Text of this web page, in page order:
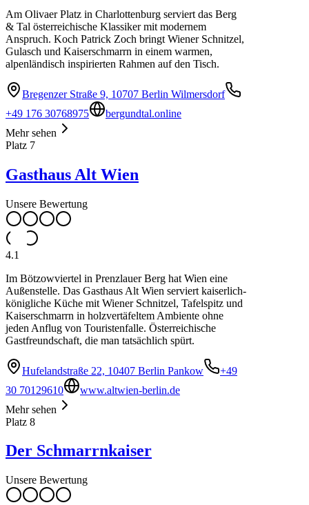
Am Olivaer Platz in Charlottenburg serviert das Berg
& Tal österreichische Klassiker mit modernem
Anspruch. Koch Patrick Zoch bringt Wiener Schnitzel,
Gulasch und Kaiserschmarrn in einem warmen,
alpenländisch inspirierten Rahmen auf den Tisch.
Bregenzer Straße 9, 10707 Berlin Wilmersdorf
+49 176 30768975
bergundtal.online
Mehr sehen
Platz 7
Gasthaus Alt Wien
Unsere Bewertung
4.1
Im Bötzowviertel in Prenzlauer Berg hat Wien eine
Außenstelle. Das Gasthaus Alt Wien serviert kaiserlich-
königliche Küche mit Wiener Schnitzel, Tafelspitz und
Kaiserschmarrn in holzvertäfeltem Ambiente ohne
jeden Anflug von Touristenfalle. Österreichische
Gastfreundschaft, die man tatsächlich spürt.
Hufelandstraße 22, 10407 Berlin Pankow
+49
30 70129610
www.altwien-berlin.de
Mehr sehen
Platz 8
Der Schmarrnkaiser
Unsere Bewertung